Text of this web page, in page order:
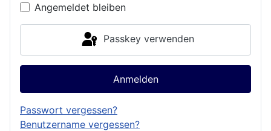
Angemeldet bleiben
Passkey verwenden
Anmelden
Passwort vergessen?
Benutzername vergessen?